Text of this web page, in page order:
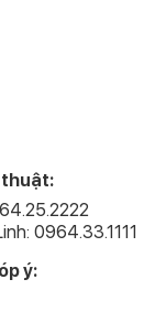
thuật:
0964.33.1111
ý: